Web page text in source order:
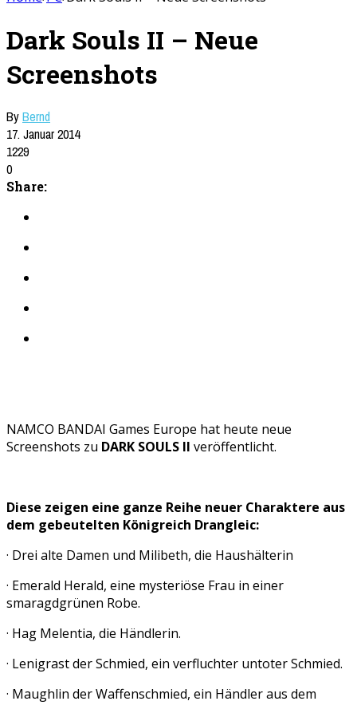
Dark Souls II – Neue
Screenshots
ByBernd
17. Januar 2014
1229
0
Share:
NAMCO BANDAI Games Europe hat heute neue
Screenshots zu DARK SOULS II veröffentlicht.
Diese zeigen eine ganze Reihe neuer Charaktere aus
dem gebeutelten Königreich Drangleic:
· Drei alte Damen und Milibeth, die Haushälterin
· Emerald Herald, eine mysteriöse Frau in einer
smaragdgrünen Robe.
· Hag Melentia, die Händlerin.
· Lenigrast der Schmied, ein verfluchter untoter Schmied.
· Maughlin der Waffenschmied, ein Händler aus dem